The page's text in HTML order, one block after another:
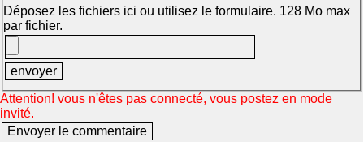
Déposez les fichiers ici ou utilisez le formulaire. 128 Mo max
par fichier.
Attention! vous n'êtes pas connecté, vous postez en mode
invité.